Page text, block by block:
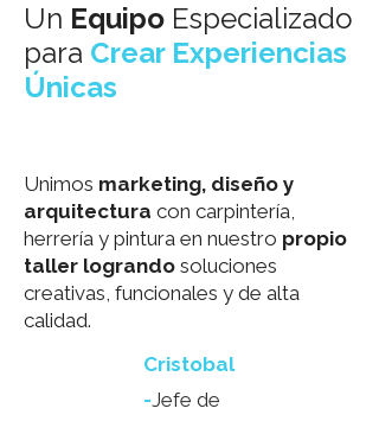
Un Equipo Especializado
para Crear Experiencias
Únicas
Unimos marketing, diseño y
arquitectura con carpintería,
herrería y pintura en nuestro propio
taller logrando soluciones
creativas, funcionales y de alta
calidad.
Cristobal
-Jefe de